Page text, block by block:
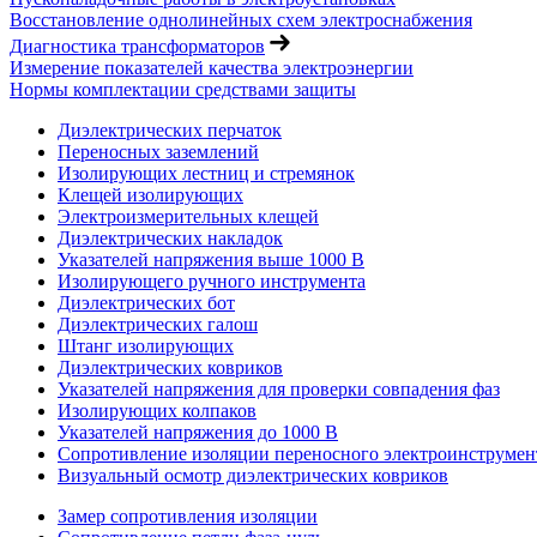
Восстановление однолинейных схем электроснабжения
Диагностика трансформаторов
Измерение показателей качества электроэнергии
Нормы комплектации средствами защиты
Диэлектрических перчаток
Переносных заземлений
Изолирующих лестниц и стремянок
Клещей изолирующих
Электроизмерительных клещей
Диэлектрических накладок
Указателей напряжения выше 1000 В
Изолирующего ручного инструмента
Диэлектрических бот
Диэлектрических галош
Штанг изолирующих
Диэлектрических ковриков
Указателей напряжения для проверки совпадения фаз
Изолирующих колпаков
Указателей напряжения до 1000 В
Сопротивление изоляции переносного
Визуальный осмотр диэлектрических ковриков
Замер сопротивления изоляции